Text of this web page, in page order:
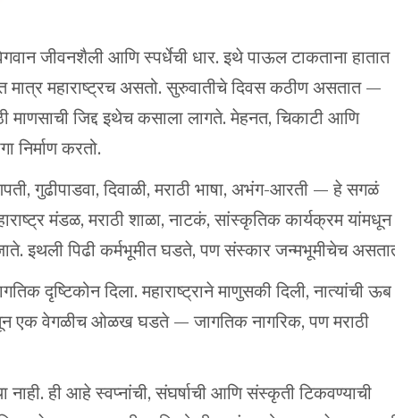
मात्र महाराष्ट्रच असतो. सुरुवातीचे दिवस कठीण असतात —
माणसाची जिद्द इथेच कसाला लागते. मेहनत, चिकाटी आणि
निर्माण करतो.
मंडळ, मराठी शाळा, नाटकं, सांस्कृतिक कार्यक्रम यांमधून
इथली पिढी कर्मभूमीत घडते, पण संस्कार जन्मभूमीचेच असतात.
एक वेगळीच ओळख घडते — जागतिक नागरिक, पण मराठी
काम करण्याची आणि दोन्ही जगांना जोडणारा सेतू बनण्याची